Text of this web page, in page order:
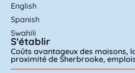
English
Spanish
Swahili
S'établir
Coûts avantageux des maisons,
proximité de Sherbrooke,